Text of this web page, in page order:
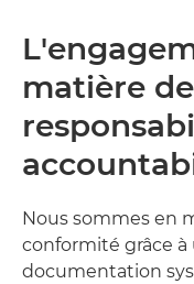
matière de
Nous sommes en
conformité grâce à
documentation